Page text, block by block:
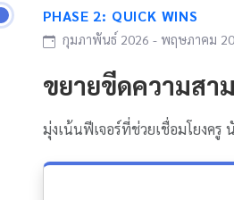
PHASE 2: QUICK WINS
กุมภาพันธ์ 2026 - พฤษภาคม
ขยายขีดความสา
มุ่งเน้นฟีเจอร์ที่ช่วยเชื่อมโยงครู